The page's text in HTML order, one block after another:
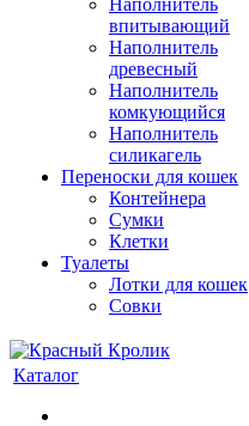
Наполнитель
впитывающий
Наполнитель
древесный
Наполнитель
комкующийся
Наполнитель
силикагель
Переноски для кошек
Контейнера
Сумки
Клетки
Туалеты
Лотки для кошек
Совки
Каталог